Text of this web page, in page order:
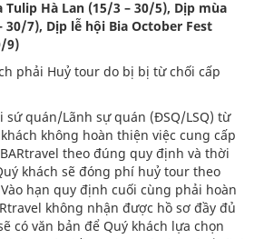
Hà Lan (15/3 – 30/5), Dịp mùa
30/7), Dịp lễ hội Bia October Fest
9)
phải Huỷ tour do bị bị từ chối cấp
sứ quán/Lãnh sự quán (ĐSQ/LSQ) từ
không hoàn thiện việc cung cấp
theo đúng quy định và thời
khách sẽ đóng phí huỷ tour theo
hạn quy định cuối cùng phải hoàn
không nhận được hồ sơ đầy đủ
có văn bản để Quý khách lựa chọn